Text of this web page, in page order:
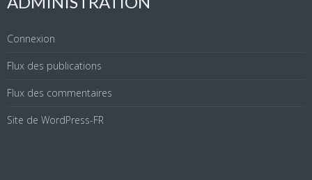
Connexion
Flux des publications
Flux des commentaires
Site de WordPress-FR